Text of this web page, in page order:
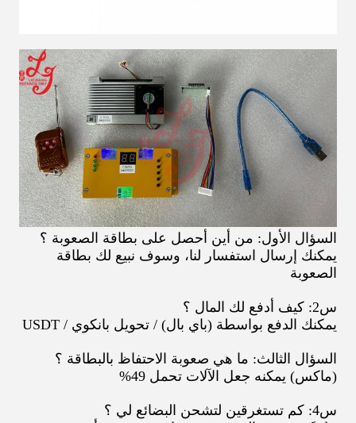
السؤال الأول: من أين أحصل على بطاقة الصعوبة ؟
يمكنك إرسال استفسار لنا، وسوف نبيع لك بطاقة
الصعوبة
س2: كيف أدفع لك المال ؟
يمكنك الدفع بواسطة (باي بال) / تحويل بانكوي / USDT
السؤال الثالث: ما هي صعوبة الاحتفاظ بالبطاقة ؟
(ماكس) يمكنه جعل الآلات تحمل 49%
س4: كم تستغرقين لتشحن البضائع لي ؟